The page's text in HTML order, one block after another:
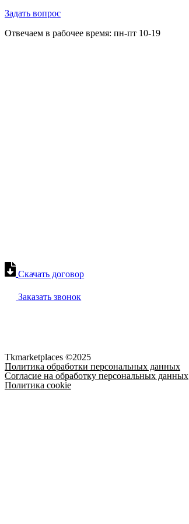
Задать вопрос
Отвечаем в рабочее время: пн-пт 10-19
Скачать договор
Заказать звонок
Tkmarketplaces ©2025
Политика обработки персональных данных
Согласие на обработку персональных данных
Политика cookie